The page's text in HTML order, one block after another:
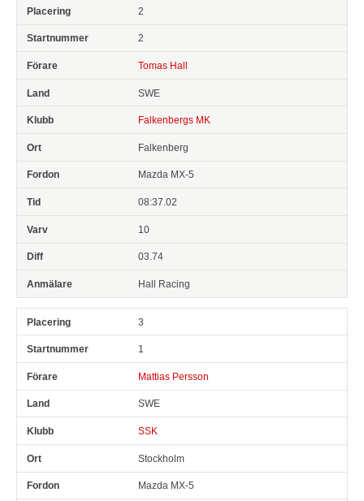
2
2
Tomas Hall
SWE
Falkenbergs MK
Falkenberg
Mazda MX-5
08:37.02
10
03.74
Hall Racing
3
1
Mattias Persson
SWE
SSK
Stockholm
Mazda MX-5